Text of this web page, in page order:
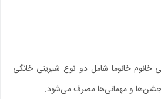
خانوم خانوما شامل دو نوع شیرینی خانگی
جشن‌ها و مهمانی‌ها مصرف می‌شود.